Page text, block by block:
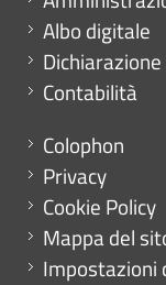
Albo digitale
Contabilità
Menu footer
Colophon
Privacy
Cookie Policy
Mappa del
Impostazioni